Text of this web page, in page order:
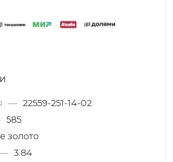
— 22559-251-14-02
585
золото
— 3.84